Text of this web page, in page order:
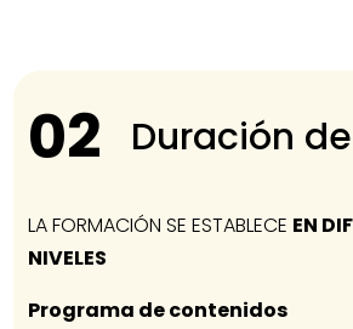
02 Duración
LA FORMACIÓN SE ESTABLECE EN
NIVELES
Programa de contenidos